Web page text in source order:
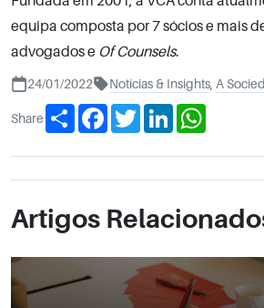
equipa composta por 7 sócios e mais
advogados e Of Counsels.
24/01/2022 Notícias & Insights A
Share Share FacebookTwitterLinkedIn
Artigos